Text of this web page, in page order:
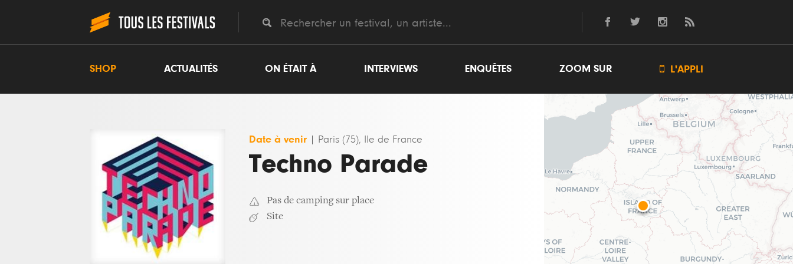
SHOP ACTUALITÉS ON ÉTAIT À INTERVIEWS ENQUÊTES ZOOM SUR  L'APPLI
Date à venir Paris (75), Ile de France
Techno Parade
Pas de camping sur place
Site